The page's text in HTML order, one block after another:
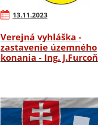
13.11.2023
Verejná vyhláška -
zastavenie územného
konania - Ing. J.Furcoň